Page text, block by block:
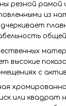
резной рамой
из
высокие
с
или квадрат